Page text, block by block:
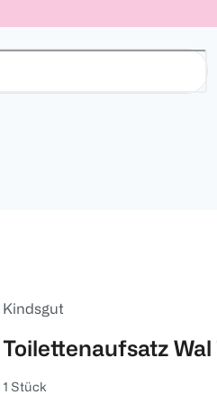
Kindsgut
Toilettenaufsatz
1 Stück